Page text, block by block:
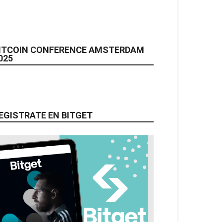
CONFERENCE AMSTERDAM
EN BITGET